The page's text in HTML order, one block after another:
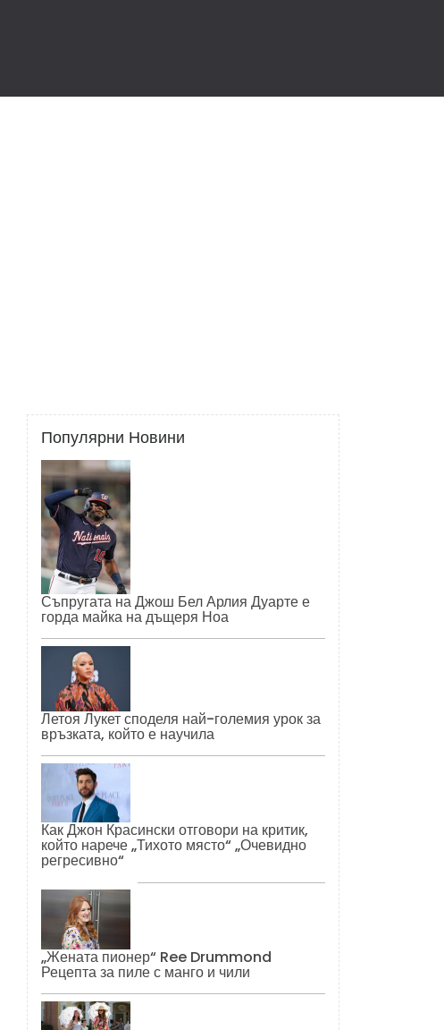
Популярни Новини
Съпругата на Джош Бел Арлия Дуарте е
горда майка на дъщеря Ноа
Летоя Лукет споделя най-големия урок за
връзката, който е научила
Как Джон Красински отговори на критик,
който нарече „Тихото място“ „Очевидно
регресивно“
„Жената пионер“ Ree Drummond
Рецепта за пиле с манго и чили